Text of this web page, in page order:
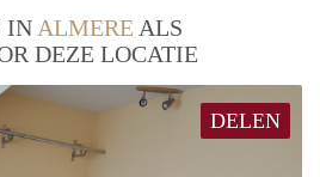
IN ALMERE ALS
DEZE LOCATIE
DELEN